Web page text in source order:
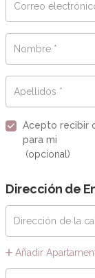
Correo
Nombre *
Apellidos *
Acepto recibir
para mi
(opcional)
Dirección de
Dirección de la
Añadir